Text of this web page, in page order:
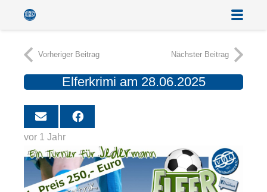
Vorheriger Beitrag Nächster Beitrag
Elferkrimi am 28.06.2025
vor 1 Jahr